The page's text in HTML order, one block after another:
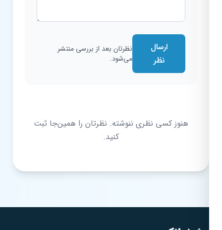
ارسال
نظرتان بعد از بررسی منتشر
می‌شود.
هنوز کسی نظری ننوشته. نظرتان را همین‌جا ثبت
کنید.